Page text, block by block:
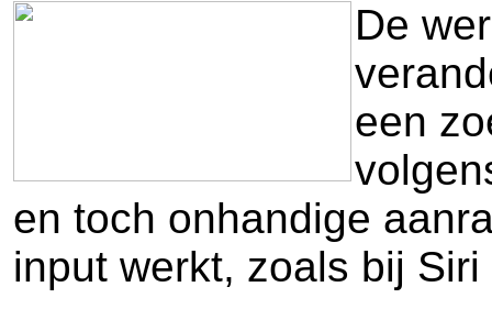
De
een
en toch onhandige
input werkt, zoals bij